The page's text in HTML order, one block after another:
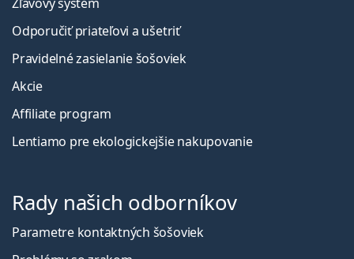
Odporučiť priateľovi a ušetriť
Pravidelné zasielanie šošoviek
Akcie
Affiliate program
Lentiamo pre ekologickejšie nakupovanie
Rady našich odborníkov
Parametre kontaktných šošoviek